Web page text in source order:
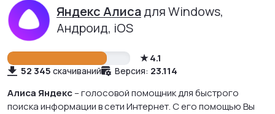
Яндекс Алисадля Windows,
Андроид, iOS
4.1
52 345 скачиваний Версия: 23.114
Алиса Яндекс– голосовой помощник для быстрого
поиска информации в сети Интернет. С его помощью Вы